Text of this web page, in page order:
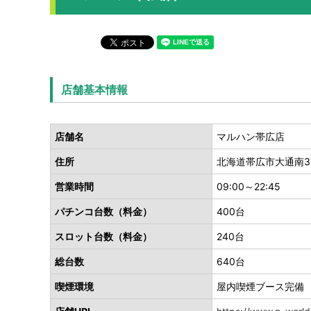
店舗基本情報
店舗名 マルハン帯広店
住所 北海道帯広市大通南
営業時間 09:00～22:45
パチンコ台数（料金） 400台
スロット台数（料金） 240台
総台数 640台
喫煙環境 屋内喫煙ブース完備